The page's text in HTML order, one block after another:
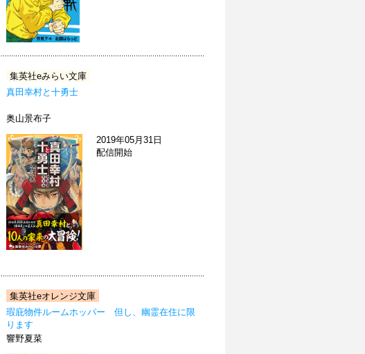
集英社eみらい文庫
真田幸村と十勇士
奥山景布子
2019年05月31日
配信開始
集英社eオレンジ文庫
瑕庇物件ルームホッパー 但し、幽霊在住に限
ります
響野夏菜